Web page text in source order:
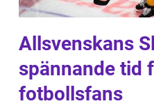
Allsvenskans
spännande tid
fotbollsfans